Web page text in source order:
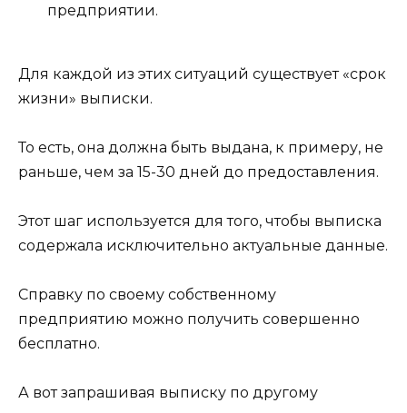
предприятии.
Для каждой из этих ситуаций существует «срок
жизни» выписки.
То есть, она должна быть выдана, к примеру, не
раньше, чем за 15-30 дней до предоставления.
Этот шаг используется для того, чтобы выписка
содержала исключительно актуальные данные.
Справку по своему собственному
предприятию можно получить совершенно
бесплатно.
А вот запрашивая выписку по другому